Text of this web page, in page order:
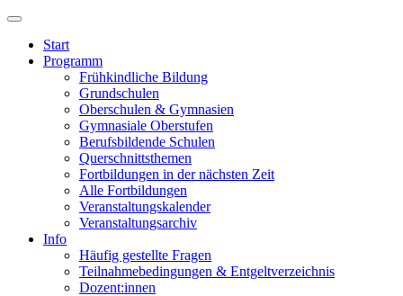
Start
Programm
Frühkindliche Bildung
Grundschulen
Oberschulen & Gymnasien
Gymnasiale Oberstufen
Berufsbildende Schulen
Querschnittsthemen
Fortbildungen in der nächsten Zeit
Alle Fortbildungen
Veranstaltungskalender
Veranstaltungsarchiv
Info
Häufig gestellte Fragen
Teilnahmebedingungen & Entgeltverzeichnis
Dozent:innen